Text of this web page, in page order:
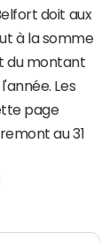
doit aux
à la somme
du montant
Les
page
au 31